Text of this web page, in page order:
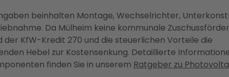
beinhalten Montage, Wechselrichter,
Da Mülheim keine kommunale
der KfW-Kredit 270 und die steuerlichen Vorteile die
Hebel zur Kostensenkung. Detaillierte
finden Sie in unserem Ratgeber zu